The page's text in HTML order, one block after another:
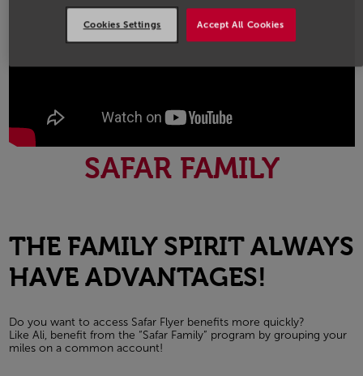
SAFAR FAMILY
THE FAMILY SPIRIT ALWAYS
HAVE ADVANTAGES!
Do you want to access Safar Flyer benefits more quickly?
Like Ali, benefit from the “Safar Family” program by grouping your
miles on a common account!
Accept All Cookies
Cookies Settings